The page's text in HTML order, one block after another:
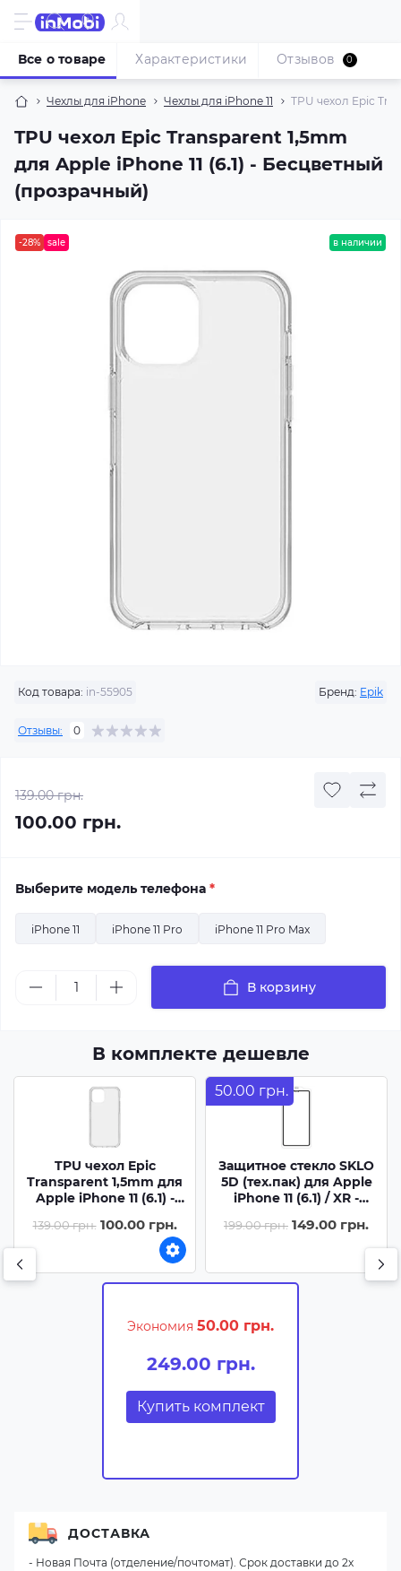
Чехлы для iPhone Чехлы для iPhone 11 TPU чехол Epic
TPU чехол Epic Transparent 1,5mm
для Apple iPhone 11 (6.1) - Бесцветный
(прозрачный)
Все о товаре Характеристики Отзывов 0
-28% sale в наличии
Код товара: in-55905 Бренд: Epik
Отзывы: 0
139.00 грн.
100.00 грн.
Выберите модель телефона *
iPhone 11 iPhone 11 Pro iPhone 11 Pro Max
В корзину
В комплекте дешевле
TPU чехол Epic
Transparent 1,5mm для
Apple iPhone 11 (6.1) -
(прозрачный)
139.00 грн. 100.00 грн.
50.00 грн.
Защитное стекло SKLO
5D (тех.пак) для Apple
iPhone 11 (6.1) / XR -
подложка
199.00 грн. 149.00 грн.
Экономия 50.00 грн.
249.00 грн.
Купить комплект
ДОСТАВКА
- Новая Почта (отделение/почтомат). Срок доставки до 2х